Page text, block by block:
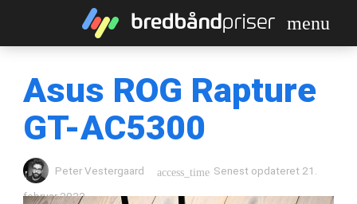
menu
Asus ROG Rapture
GT-AC5300
Peter Vestergaard access_time Senest opdateret 21.
februar 2022